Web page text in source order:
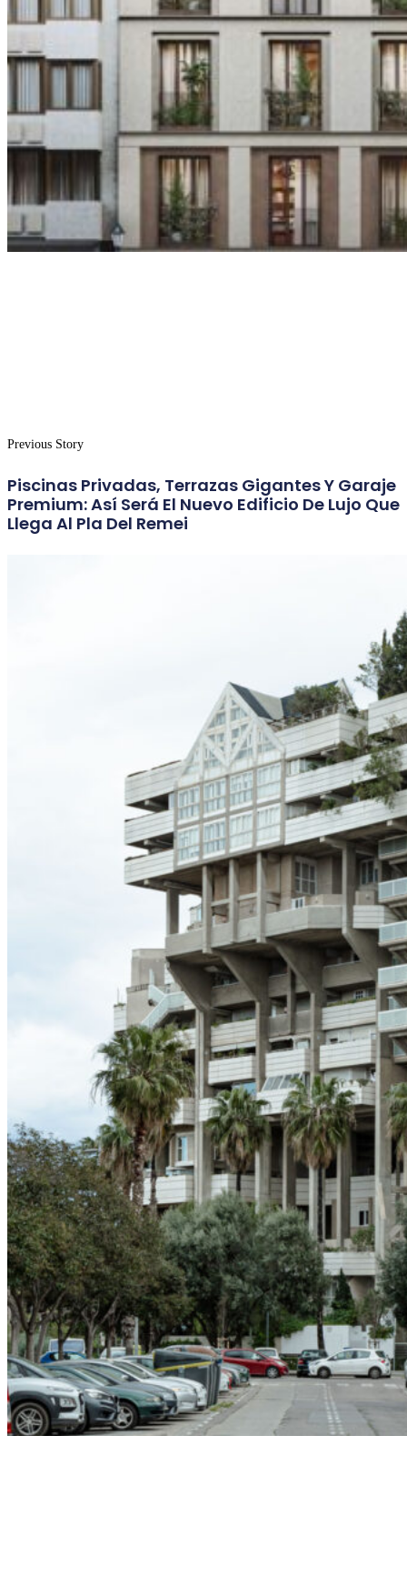
Previous Story
Piscinas Privadas, Terrazas Gigantes Y Garaje
Premium: Así Será El Nuevo Edificio De Lujo Que
Llega Al Pla Del Remei